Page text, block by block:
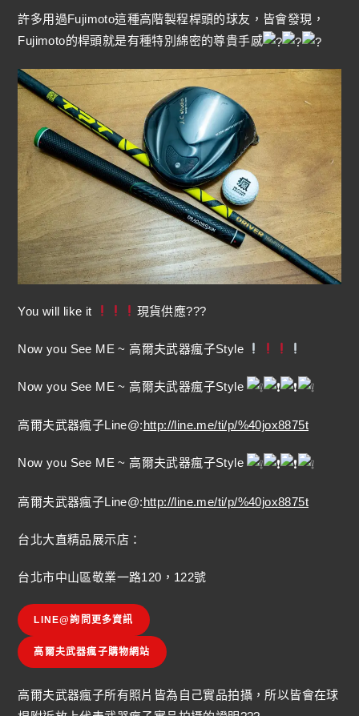
許多用過Fujimoto這種高階製程桿頭的球友，皆會發現，
Fujimoto的桿頭就是有種特別綿密的尊貴手感
You will like it 現貨供應???
Now you See ME ~ 高爾夫武器瘋子Style
Now you See ME ~ 高爾夫武器瘋子Style
高爾夫武器瘋子Line@:http://line.me/ti/p/%40jox8875t
Now you See ME ~ 高爾夫武器瘋子Style
高爾夫武器瘋子Line@:http://line.me/ti/p/%40jox8875t
台北大直精品展示店：
台北市中山區敬業一路120，122號
LINE@詢問更多資訊
高爾夫武器瘋子購物網站
高爾夫武器瘋子所有照片皆為自己實品拍攝，所以皆會在球